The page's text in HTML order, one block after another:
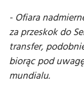
- Ofiara
za przeskok do
transfer,
biorąc pod
mundialu.